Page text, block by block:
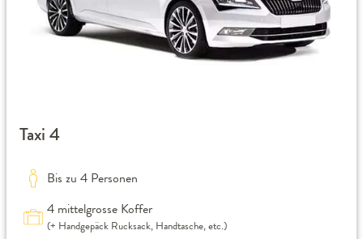
Taxi 4
Bis zu 4 Personen
4 mittelgrosse Koffer
(+ Handgepäck Rucksack, Handtasche, etc.)